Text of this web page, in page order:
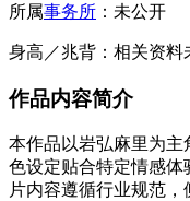
所属事务所 ：未公开
身高／兆背：相关资料
作品内容简介
本作品以岩弘麻里为主
色设定贴合特定情感
片内容遵循行业规范，